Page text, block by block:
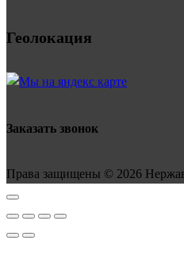
Геолокация
Заказать звонок
Права защищены © 2026